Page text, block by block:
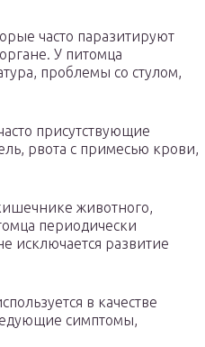
часто паразитируют
У питомца
проблемы со стулом,
присутствующие
рвота с примесью крови,
животного,
периодически
исключается развитие
в качестве
симптомы,